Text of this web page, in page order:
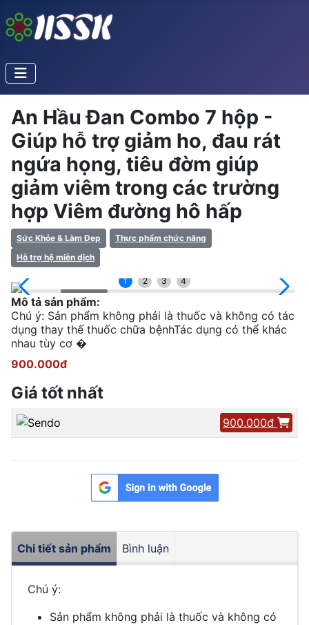
An Hầu Đan Combo 7 hộp -
Giúp hỗ trợ giảm ho, đau rát
ngứa họng, tiêu đờm giúp
giảm viêm trong các trường
hợp Viêm đường hô hấp
Sức Khỏe & Làm Đẹp
Thực phẩm chức năng
Hỗ trợ hệ miễn dịch
1 2 3 4
Mô tả sản phẩm:
Chú ý: Sản phẩm không phải là thuốc và không có tác
dụng thay thế thuốc chữa bệnhTác dụng có thể khác
nhau tùy cơ �
900.000đ
Giá tốt nhất
900.000đ
Chi tiết sản phẩm Bình luận
Chú ý:
Sản phẩm không phải là thuốc và không có